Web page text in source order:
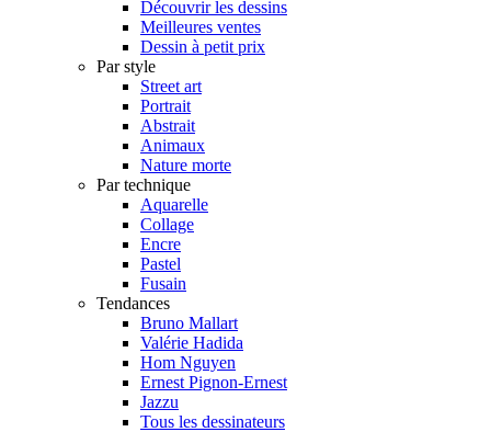
Découvrir les dessins
Meilleures ventes
Dessin à petit prix
Par style
Street art
Portrait
Abstrait
Animaux
Nature morte
Par technique
Aquarelle
Collage
Encre
Pastel
Fusain
Tendances
Bruno Mallart
Valérie Hadida
Hom Nguyen
Ernest Pignon-Ernest
Jazzu
Tous les dessinateurs